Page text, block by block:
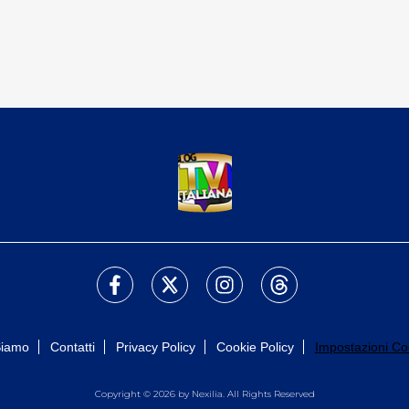
Contatti Privacy Policy Cookie Policy Impostazioni
Copyright © 2026 by Nexilia. All Rights Reserved